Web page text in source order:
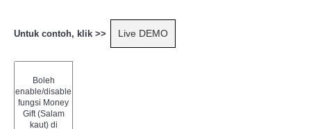
Untuk contoh, klik >> Live DEMO
Boleh
enable/disable
fungsi Money
Gift (Salam
kaut) di